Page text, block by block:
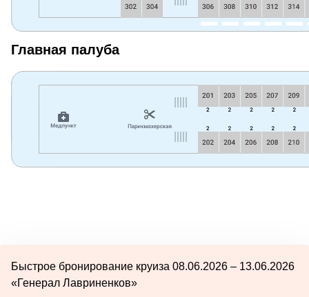
Главная палуба
Быстрое бронирование круиза 08.06.2026 – 13.06.2026
«Генерал Лавриненков»